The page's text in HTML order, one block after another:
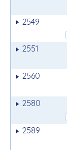
2549
2551
2560
2580
2589